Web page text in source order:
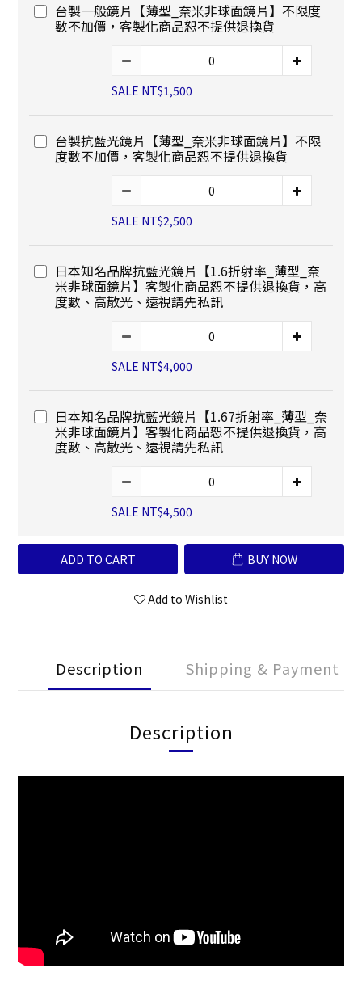
台製一般鏡片【薄型_奈米非球面鏡片】不限度
數不加價，客製化商品恕不提供退換貨
SALE NT$1,500
台製抗藍光鏡片【薄型_奈米非球面鏡片】不限
度數不加價，客製化商品恕不提供退換貨
SALE NT$2,500
日本知名品牌抗藍光鏡片【1.6折射率_薄型_奈
米非球面鏡片】客製化商品恕不提供退換貨，高
度數、高散光、遠視請先私訊
SALE NT$4,000
日本知名品牌抗藍光鏡片【1.67折射率_薄型_奈
米非球面鏡片】客製化商品恕不提供退換貨，高
度數、高散光、遠視請先私訊
SALE NT$4,500
ADD TO CART BUY NOW
Add to Wishlist
Description Shipping & Payment
Description